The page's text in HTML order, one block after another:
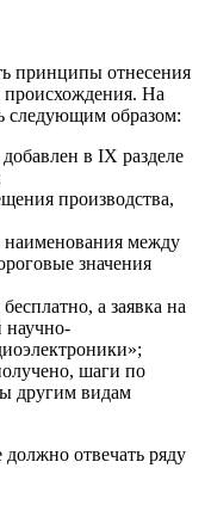
принципы отнесения
происхождения. На
следующим образом:
в IX разделе
производства,
наименования между
значения
а заявка на
научно-
шаги по
другим видам
отвечать ряду